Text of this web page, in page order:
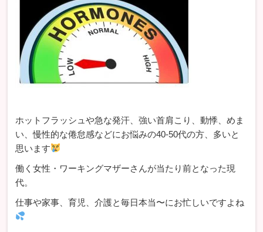
ホットフラッシュや急な発汗、強い首肩こり、動悸、めま
い、慢性的な倦怠感などにお悩みの40-50代の方、多いと
思います
働く女性・ワーキングマザーさんが当たり前となった現
代。
仕事や家事、育児、介護と毎日本当〜にお忙しいですよね